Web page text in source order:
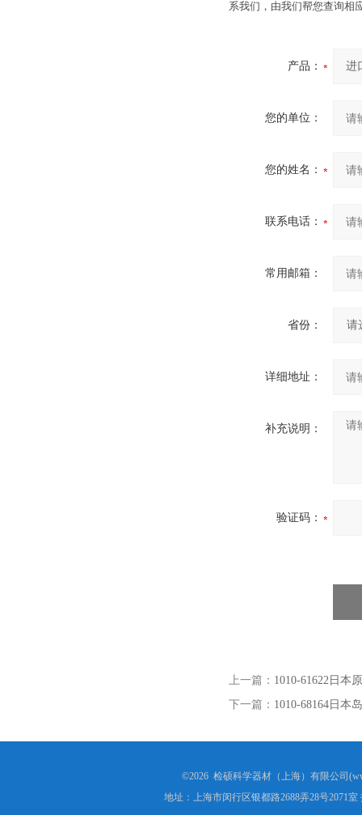
系我们，由我们帮您查询相
产品：
您的单位：
您的姓名：
联系电话：
常用邮箱：
省份：
详细地址：
补充说明：
验证码：
上一篇： 1010-61622日本
下一篇： 1010-68164日本
©2026 检硕科学器材（上海）有限公司
地址：上海市闵行区银都路2688弄28号2071室